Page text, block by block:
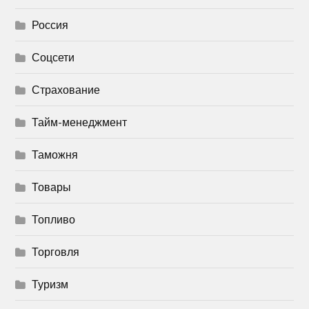
Россия
Соцсети
Страхование
Тайм-менеджмент
Таможня
Товары
Топливо
Торговля
Туризм